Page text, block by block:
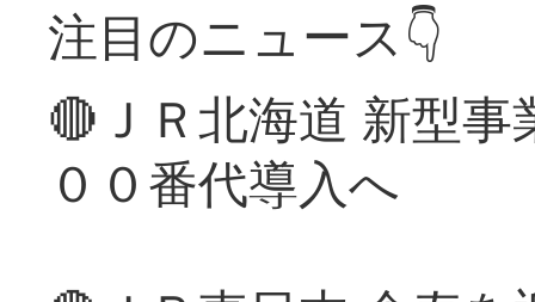
注目のニュース👇
🔴ＪＲ北海道 新型
００番代導入へ